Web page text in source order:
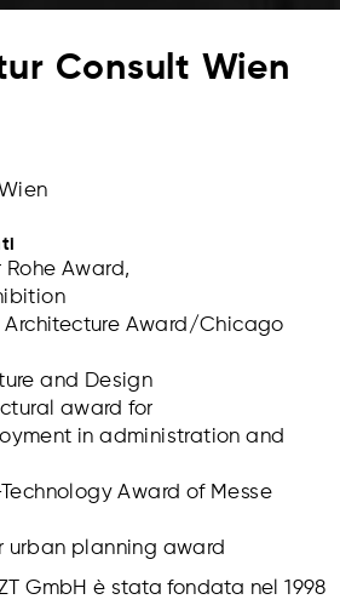
Consult Wien
Award,
Award/Chicago
and Design
award for
in administration and
Award of Messe
planning award
GmbH è stata fondata nel 1998